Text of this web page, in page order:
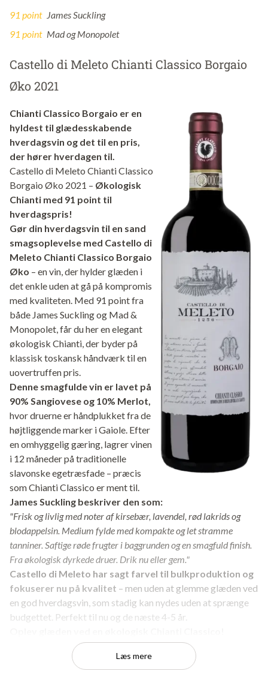
91 point James Suckling
91 point Mad og Monopolet
Castello di Meleto Chianti Classico Borgaio
Øko 2021
Chianti Classico Borgaio er en
hyldest til glædesskabende
hverdagsvin og det til en pris,
der hører hverdagen til.
Castello di Meleto Chianti Classico
Borgaio Øko 2021 – Økologisk
Chianti med 91 point til
hverdagspris!
Gør din hverdagsvin til en sand
smagsoplevelse med Castello di
Meleto Chianti Classico Borgaio
Øko – en vin, der hylder glæden i
det enkle uden at gå på kompromis
med kvaliteten. Med 91 point fra
både James Suckling og Mad &
Monopolet, får du her en elegant
økologisk Chianti, der byder på
klassisk toskansk håndværk til en
uovertruffen pris.
Denne smagfulde vin er lavet på
90% Sangiovese og 10% Merlot,
hvor druerne er håndplukket fra de
højtliggende marker i Gaiole. Efter
en omhyggelig gæring, lagrer vinen
i 12 måneder på traditionelle
slavonske egetræsfade – præcis
som Chianti Classico er ment til.
James Suckling beskriver den som:
"Frisk og livlig med noter af kirsebær, lavendel, rød lakrids og
blodappelsin. Medium fylde med kompakte og let stramme
tanniner. Saftige røde frugter i baggrunden og en smagfuld finish.
Fra økologisk dyrkede druer. Drik nu eller gem."
Castello di Meleto har sagt farvel til bulkproduktion og
fokuserer nu på kvalitet – men uden at glemme glæden ved
en god hverdagsvin, som stadig kan nydes uden at sprænge
budgettet. Perfekt til nu og de næste 4-5 år.
Køb nu til en ekstra lav pris!
Fragtfri levering ved køb over 799 kr.
Læs mere